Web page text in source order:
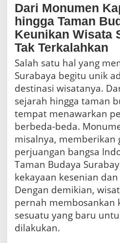
Dari Monumen
hingga Taman
Keunikan Wisata
Tak Terkalahkan
Salah satu hal yang
Surabaya begitu unik
destinasi wisatanya.
sejarah hingga taman
tempat menawarkan
berbeda-beda.
misalnya, memberikan
perjuangan bangsa
Taman Budaya
kekayaan kesenian
Dengan demikian,
pernah membosankan
sesuatu yang baru
dilakukan.